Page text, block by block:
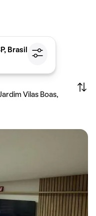
Brasil
Vilas Boas,